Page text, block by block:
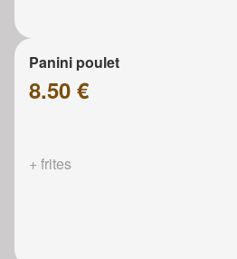
Panini poulet
8.50 €
+ frites